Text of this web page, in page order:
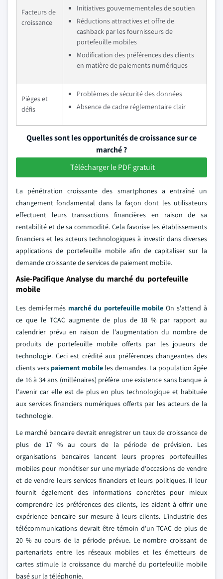
Facteurs de
croissance
Initiatives gouvernementales de soutien
Réductions attractives et offre de
cashback par les fournisseurs de
portefeuille mobiles
Modification des préférences des clients
en matière de paiements numériques
Pièges et
défis
Problèmes de sécurité des données
Absence de cadre réglementaire clair
Quelles sont les opportunités de croissance sur ce
marché ?
Télécharger le PDF gratuit
La pénétration croissante des smartphones a entraîné un
changement fondamental dans la façon dont les utilisateurs
effectuent leurs transactions financières en raison de sa
rentabilité et de sa commodité. Cela favorise les établissements
financiers et les acteurs technologiques à investir dans diverses
applications de portefeuille mobile afin de capitaliser sur la
demande croissante de services de paiement mobile.
Asie-Pacifique Analyse du marché du portefeuille
mobile
Les demi-fermés marché du portefeuille mobile On s'attend à
ce que le TCAC augmente de plus de 18 % par rapport au
calendrier prévu en raison de l'augmentation du nombre de
produits de portefeuille mobile offerts par les joueurs de
technologie. Ceci est crédité aux préférences changeantes des
clients vers paiement mobileles demandes. La population âgée
de 16 à 34 ans (millénaires) préfère une existence sans banque à
l'avenir car elle est de plus en plus technologique et habituée
aux services financiers numériques offerts par les acteurs de la
technologie.
Le marché bancaire devrait enregistrer un taux de croissance de
plus de 17 % au cours de la période de prévision. Les
organisations bancaires lancent leurs propres portefeuilles
mobiles pour monétiser sur une myriade d'occasions de vendre
et de vendre leurs services financiers et leurs politiques. Il leur
fournit également des informations concrètes pour mieux
comprendre les préférences des clients, les aidant à offrir une
expérience bancaire sur mesure à leurs clients. L'industrie des
télécommunications devrait être témoin d'un TCAC de plus de
20 % au cours de la période prévue. Le nombre croissant de
partenariats entre les réseaux mobiles et les émetteurs de
cartes stimule la croissance du marché du portefeuille mobile
basé sur la téléphonie.